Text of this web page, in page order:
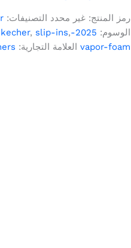
رمز المنتج: غير محدد التصنيفات:
الوسوم: 2025-collection
, slip-ins,
vapor-foam العلامة التجارية: